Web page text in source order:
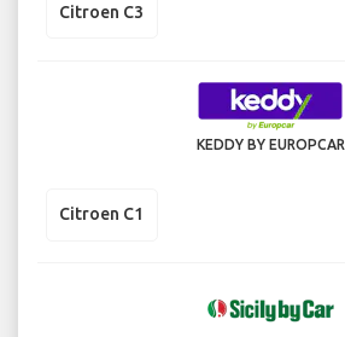
Citroen C3
KEDDY BY EUROPCAR
Citroen C1